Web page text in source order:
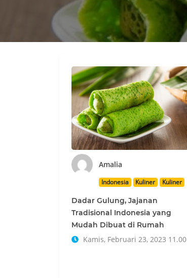
Amalia
Indonesia Kuliner Kuliner
Dadar Gulung, Jajanan
Tradisional Indonesia yang
Mudah Dibuat di Rumah
Kamis, Februari 23, 2023 11.00